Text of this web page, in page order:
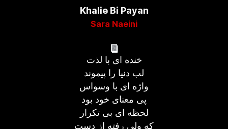
Khalie Bi Payan
Sara Naeini
خنده ای با لذت
لب دنیا را پیموند
واژه ای با وسواس
پی معنای خود بود
لحظه ای بی تکرار
که ولی رفته از دست